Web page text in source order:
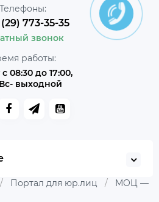
Телефоны:
(29) 773-35-35
звонок
работы:
08:30 до 17:00,
выходной
/ Портал для юр.лиц /
МОЦ —